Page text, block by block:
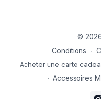
©
Conditions ∙
Acheter une carte
∙ Accessoires